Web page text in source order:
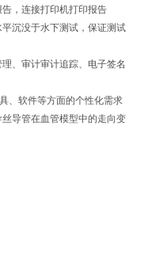
，连接打印机打印报告
沉没于水下测试，保证测试
、审计审计追踪、电子签名
、软件等方面的个性化需求
导管在血管模型中的走向变